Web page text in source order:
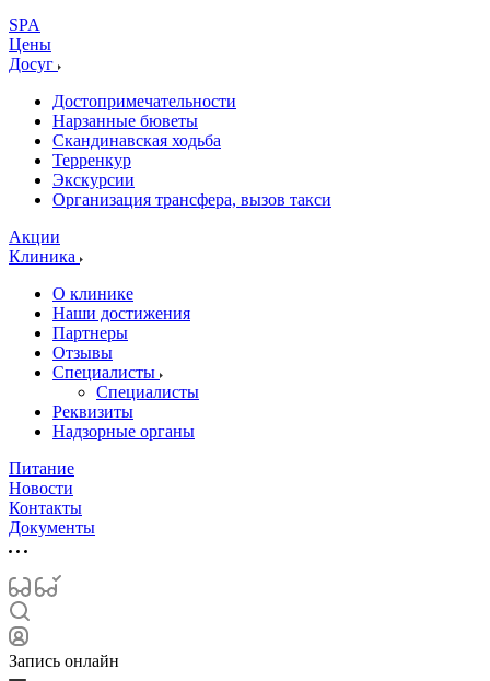
SPA
Цены
Досуг
Достопримечательности
Нарзанные бюветы
Скандинавская ходьба
Терренкур
Экскурсии
Организация трансфера, вызов такси
Акции
Клиника
О клинике
Наши достижения
Партнеры
Отзывы
Специалисты
Специалисты
Реквизиты
Надзорные органы
Питание
Новости
Контакты
Документы
Запись онлайн